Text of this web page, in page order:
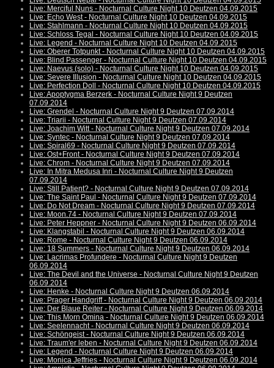
Live: Merciful Nuns - Nocturnal Culture Night 10 Deutzen 04.09.2015
Live: Echo West - Nocturnal Culture Night 10 Deutzen 04.09.2015
Live: Stahlmann - Nocturnal Culture Night 10 Deutzen 04.09.2015
Live: Schloss Tegal - Nocturnal Culture Night 10 Deutzen 04.09.2015
Live: Legend - Nocturnal Culture Night 10 Deutzen 04.09.2015
Live: Oberer Totpunkt - Nocturnal Culture Night 10 Deutzen 04.09.2015
Live: Blind Passenger - Nocturnal Culture Night 10 Deutzen 04.09.2015
Live: Naevus (solo) - Nocturnal Culture Night 10 Deutzen 04.09.2015
Live: Severe Illusion - Nocturnal Culture Night 10 Deutzen 04.09.2015
Live: Perfection Doll - Nocturnal Culture Night 10 Deutzen 04.09.2015
Live: Apoptygma Berzerk - Nocturnal Culture Night 9 Deutzen
07.09.2014
Live: Grendel - Nocturnal Culture Night 9 Deutzen 07.09.2014
Live: Triarii - Nocturnal Culture Night 9 Deutzen 07.09.2014
Live: Joachim Witt - Nocturnal Culture Night 9 Deutzen 07.09.2014
Live: Syntec - Nocturnal Culture Night 9 Deutzen 07.09.2014
Live: Spiral69 - Nocturnal Culture Night 9 Deutzen 07.09.2014
Live: Ost+Front - Nocturnal Culture Night 9 Deutzen 07.09.2014
Live: Chrom - Nocturnal Culture Night 9 Deutzen 07.09.2014
Live: In Mitra Medusa Inri - Nocturnal Culture Night 9 Deutzen
07.09.2014
Live: Still Patient? - Nocturnal Culture Night 9 Deutzen 07.09.2014
Live: The Saint Paul - Nocturnal Culture Night 9 Deutzen 07.09.2014
Live: Do Not Dream - Nocturnal Culture Night 9 Deutzen 07.09.2014
Live: Moon.74 - Nocturnal Culture Night 9 Deutzen 07.09.2014
Live: Peter Heppner - Nocturnal Culture Night 9 Deutzen 06.09.2014
Live: Klangstabil - Nocturnal Culture Night 9 Deutzen 06.09.2014
Live: Rome - Nocturnal Culture Night 9 Deutzen 06.09.2014
Live: 18 Summers - Nocturnal Culture Night 9 Deutzen 06.09.2014
Live: Lacrimas Profundere - Nocturnal Culture Night 9 Deutzen
06.09.2014
Live: The Devil and the Universe - Nocturnal Culture Night 9 Deutzen
06.09.2014
Live: Henke - Nocturnal Culture Night 9 Deutzen 06.09.2014
Live: Prager Handgriff - Nocturnal Culture Night 9 Deutzen 06.09.2014
Live: Der Blaue Reiter - Nocturnal Culture Night 9 Deutzen 06.09.2014
Live: This Morn Omina - Nocturnal Culture Night 9 Deutzen 06.09.2014
Live: Seelennacht - Nocturnal Culture Night 9 Deutzen 06.09.2014
Live: Schöngeist - Nocturnal Culture Night 9 Deutzen 06.09.2014
Live: Traum'er leben - Nocturnal Culture Night 9 Deutzen 06.09.2014
Live: Legend - Nocturnal Culture Night 9 Deutzen 06.09.2014
Live: Monica Jeffries - Nocturnal Culture Night 9 Deutzen 06.09.2014